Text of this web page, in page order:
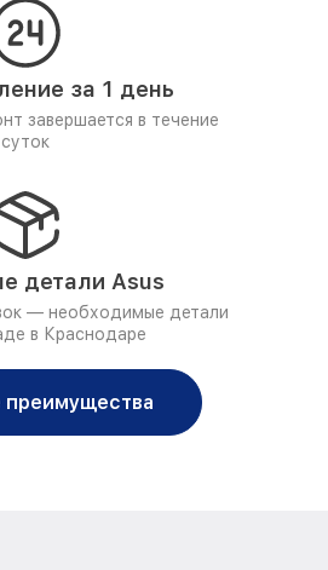
за 1 день
завершается в течение
суток
детали Asus
— необходимые детали
в Краснодаре